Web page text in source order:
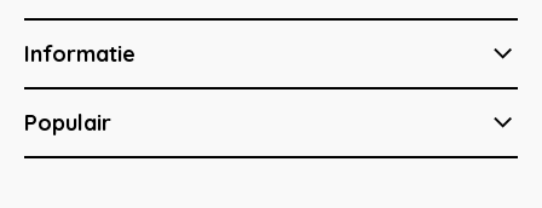
Informatie
Populair